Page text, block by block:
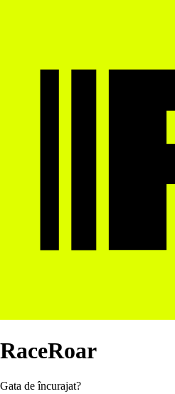
RaceRoar
Gata de încurajat?